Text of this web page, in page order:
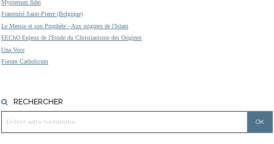
Mysterium fidei
Fraternité Saint-Pierre (Belgique)
Le Messie et son Prophète - Aux origines de l'Islam
EEChO Enjeux de l'Etude du Christianisme des Origines
Una Voce
Forum Catholicum
RECHERCHER